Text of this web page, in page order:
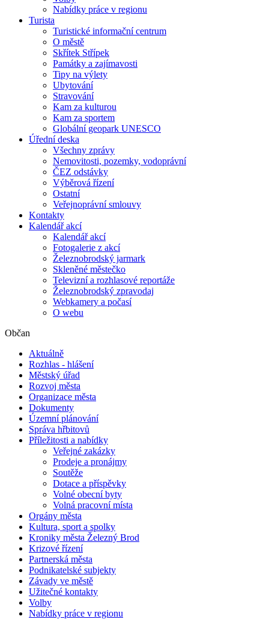
Nabídky práce v regionu
Turista
Turistické informační centrum
O městě
Skřítek Střípek
Památky a zajímavosti
Tipy na výlety
Ubytování
Stravování
Kam za kulturou
Kam za sportem
Globální geopark UNESCO
Úřední deska
Všechny zprávy
Nemovitosti, pozemky, vodoprávní
ČEZ odstávky
Výběrová řízení
Ostatní
Veřejnoprávní smlouvy
Kontakty
Kalendář akcí
Kalendář akcí
Fotogalerie z akcí
Železnobrodský jarmark
Skleněné městečko
Televizní a rozhlasové reportáže
Železnobrodský zpravodaj
Webkamery a počasí
O webu
Občan
Aktuálně
Rozhlas - hlášení
Městský úřad
Rozvoj města
Organizace města
Dokumenty
Územní plánování
Správa hřbitovů
Příležitosti a nabídky
Veřejné zakázky
Prodeje a pronájmy
Soutěže
Dotace a příspěvky
Volné obecní byty
Volná pracovní místa
Orgány města
Kultura, sport a spolky
Kroniky města Železný Brod
Krizové řízení
Partnerská města
Podnikatelské subjekty
Závady ve městě
Užitečné kontakty
Volby
Nabídky práce v regionu